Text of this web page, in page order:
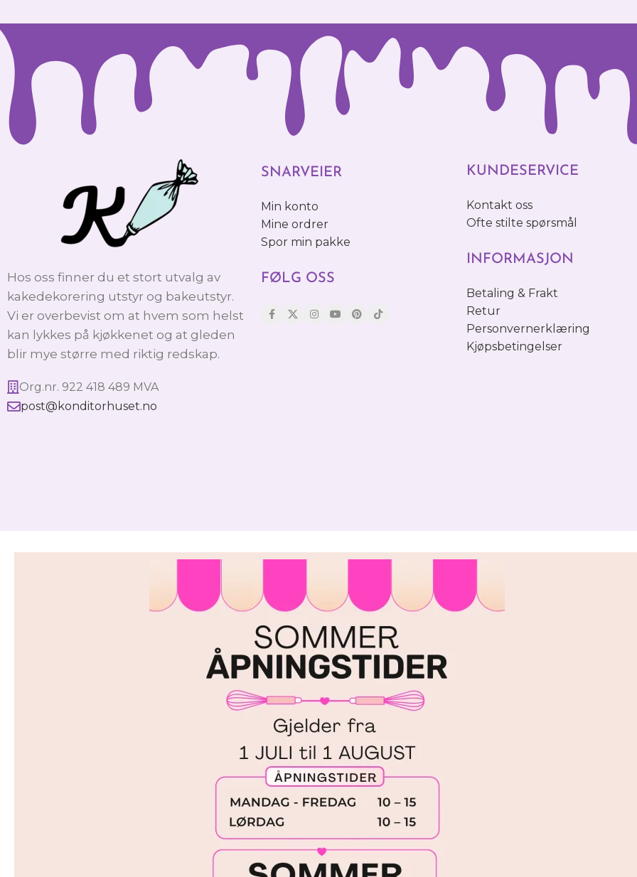
Hos oss finner du et stort utvalg av
kakedekorering utstyr og bakeutstyr.
Vi er overbevist om at hvem som helst
kan lykkes på kjøkkenet og at gleden
blir mye større med riktig redskap.
Org.nr. 922 418 489 MVA
post@konditorhuset.no
SNARVEIER
Min konto
Mine ordrer
Spor min pakke
FØLG OSS
KUNDESERVICE
Kontakt oss
Ofte stilte spørsmål
INFORMASJON
Betaling & Frakt
Retur
Personvernerklæring
Kjøpsbetingelser